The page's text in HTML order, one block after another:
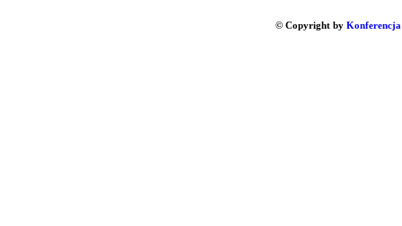
© Copyright by Konferencja